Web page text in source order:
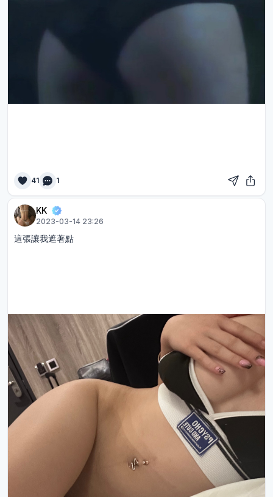
41 1
KK
2023-03-14 23:26
這張讓我遮著點